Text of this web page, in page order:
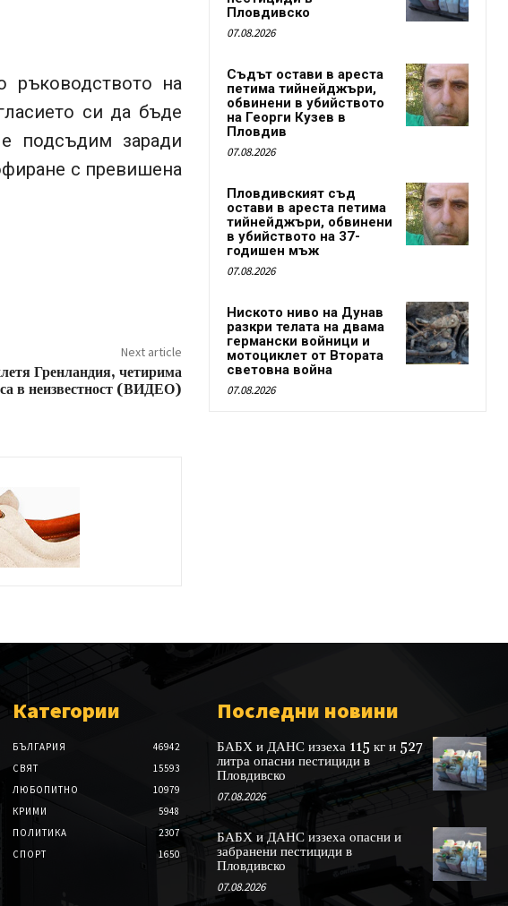
ръководството на
си да бъде
подсъдим заради
с превишена
Next article
Гренландия, четирима
са в неизвестност (ВИДЕО)
Пловдивско
07.08.2026
Съдът остави в ареста
петима тийнейджъри,
обвинени в убийството
на Георги Кузев в
Пловдив
07.08.2026
Пловдивският съд
остави в ареста петима
тийнейджъри, обвинени
в убийството на 37-
годишен мъж
07.08.2026
Ниското ниво на Дунав
разкри телата на двама
германски войници и
мотоциклет от Втората
световна война
07.08.2026
Категории
БЪЛГАРИЯ
46942
СВЯТ
15593
ЛЮБОПИТНО
10979
КРИМИ
5948
ПОЛИТИКА
2307
СПОРТ
1650
Последни новини
БАБХ и ДАНС иззеха 115 кг и 527
литра опасни пестициди в
Пловдивско
07.08.2026
БАБХ и ДАНС иззеха опасни и
забранени пестициди в
Пловдивско
07.08.2026